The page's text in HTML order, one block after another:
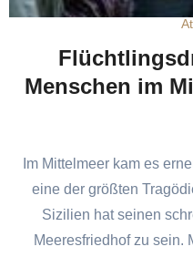
Menschen im
Im Mittelmeer kam es
eine der größten
Sizilien hat seinen
Meeresfriedhof zu